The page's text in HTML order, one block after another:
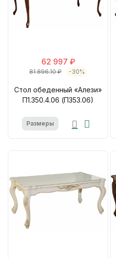
62 997 ₽
81 896.10 ₽ -30%
Стол обеденный «Алези»
П1.350.4.06 (П353.06)
Размеры